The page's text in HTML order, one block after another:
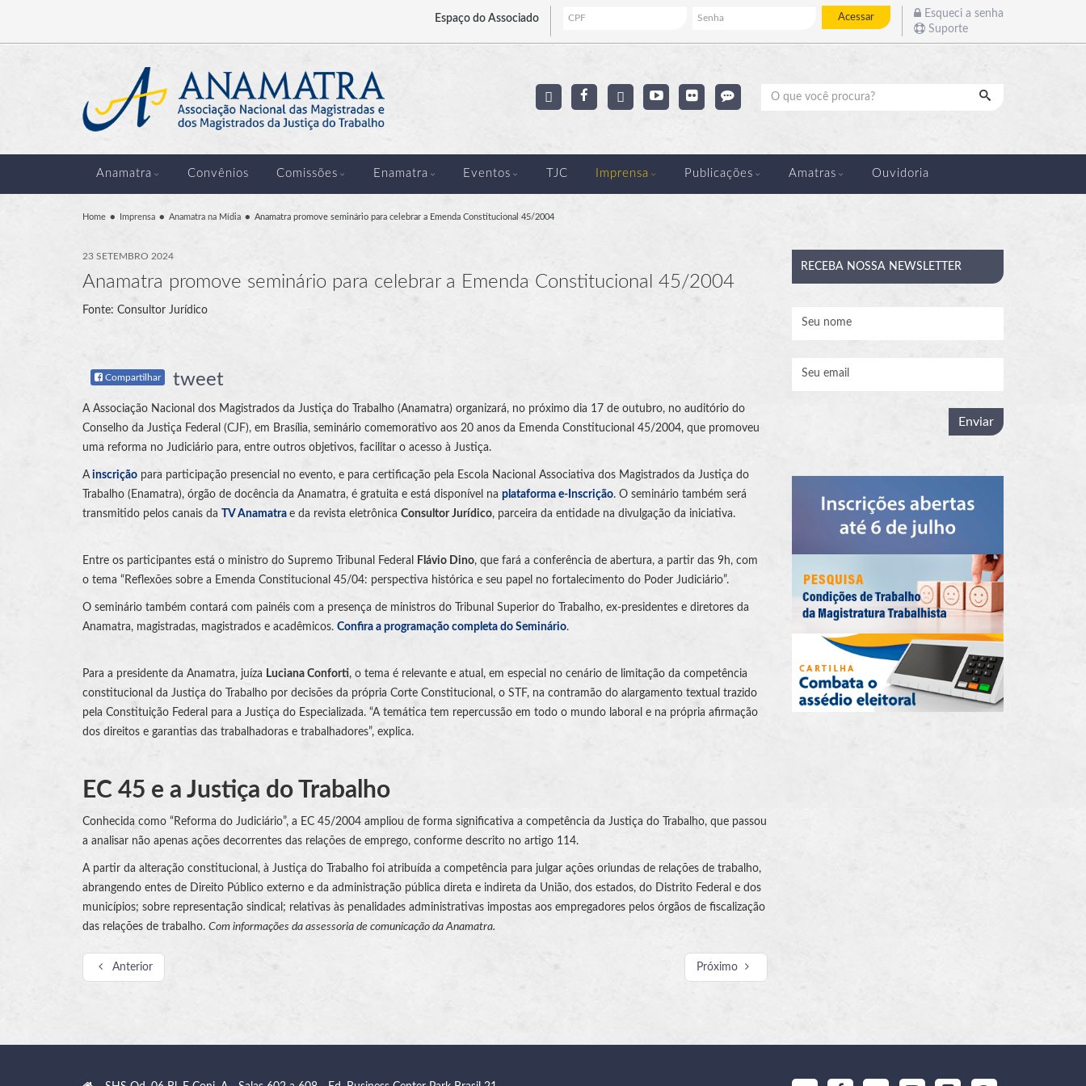
Espaço do Associado Acessar
Esqueci a senha
Suporte
Pesquisar
Anamatra Convênios Comissões Enamatra Eventos TJC Imprensa Publicações Amatras Ouvidoria
Home Imprensa Anamatra na Mídia Anamatra promove seminário para celebrar a Emenda Constitucional 45/2004
23 SETEMBRO 2024
Anamatra promove seminário para celebrar a Emenda Constitucional 45/2004
Fonte: Consultor Jurídico
Compartilhar tweet
A Associação Nacional dos Magistrados da Justiça do Trabalho (Anamatra) organizará, no próximo dia 17 de outubro, no auditório do
Conselho da Justiça Federal (CJF), em Brasília, seminário comemorativo aos 20 anos da Emenda Constitucional 45/2004, que promoveu
uma reforma no Judiciário para, entre outros objetivos, facilitar o acesso à Justiça.
A inscrição para participação presencial no evento, e para certificação pela Escola Nacional Associativa dos Magistrados da Justiça do
Trabalho (Enamatra), órgão de docência da Anamatra, é gratuita e está disponível na plataforma e-Inscrição. O seminário também será
transmitido pelos canais da TV Anamatra e da revista eletrônica Consultor Jurídico, parceira da entidade na divulgação da iniciativa.
Entre os participantes está o ministro do Supremo Tribunal Federal Flávio Dino, que fará a conferência de abertura, a partir das 9h, com
o tema “Reflexões sobre a Emenda Constitucional 45/04: perspectiva histórica e seu papel no fortalecimento do Poder Judiciário”.
O seminário também contará com painéis com a presença de ministros do Tribunal Superior do Trabalho, ex-presidentes e diretores da
Anamatra, magistradas, magistrados e acadêmicos. Confira a programação completa do Seminário.
Para a presidente da Anamatra, juíza Luciana Conforti, o tema é relevante e atual, em especial no cenário de limitação da competência
constitucional da Justiça do Trabalho por decisões da própria Corte Constitucional, o STF, na contramão do alargamento textual trazido
pela Constituição Federal para a Justiça do Especializada. “A temática tem repercussão em todo o mundo laboral e na própria afirmação
dos direitos e garantias das trabalhadoras e trabalhadores”, explica.
EC 45 e a Justiça do Trabalho
Conhecida como “Reforma do Judiciário”, a EC 45/2004 ampliou de forma significativa a competência da Justiça do Trabalho, que passou
a analisar não apenas ações decorrentes das relações de emprego, conforme descrito no artigo 114.
A partir da alteração constitucional, à Justiça do Trabalho foi atribuída a competência para julgar ações oriundas de relações de trabalho,
abrangendo entes de Direito Público externo e da administração pública direta e indireta da União, dos estados, do Distrito Federal e dos
municípios; sobre representação sindical; relativas às penalidades administrativas impostas aos empregadores pelos órgãos de fiscalização
das relações de trabalho. Com informações da assessoria de comunicação da Anamatra.
Anterior Próximo
RECEBA NOSSA NEWSLETTER